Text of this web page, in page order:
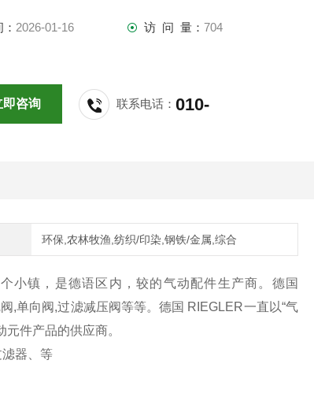
2026-01-16 访 问 量： 704
即咨询 联系电话：010-
环保,农林牧渔,纺织/印染,钢铁/金属,综合
镇，是德语区内，较的气动配件生产商。德国
,单向阀,过滤减压阀等等。德国 RIEGLER一直以“气
件产品的供应商。
器、等